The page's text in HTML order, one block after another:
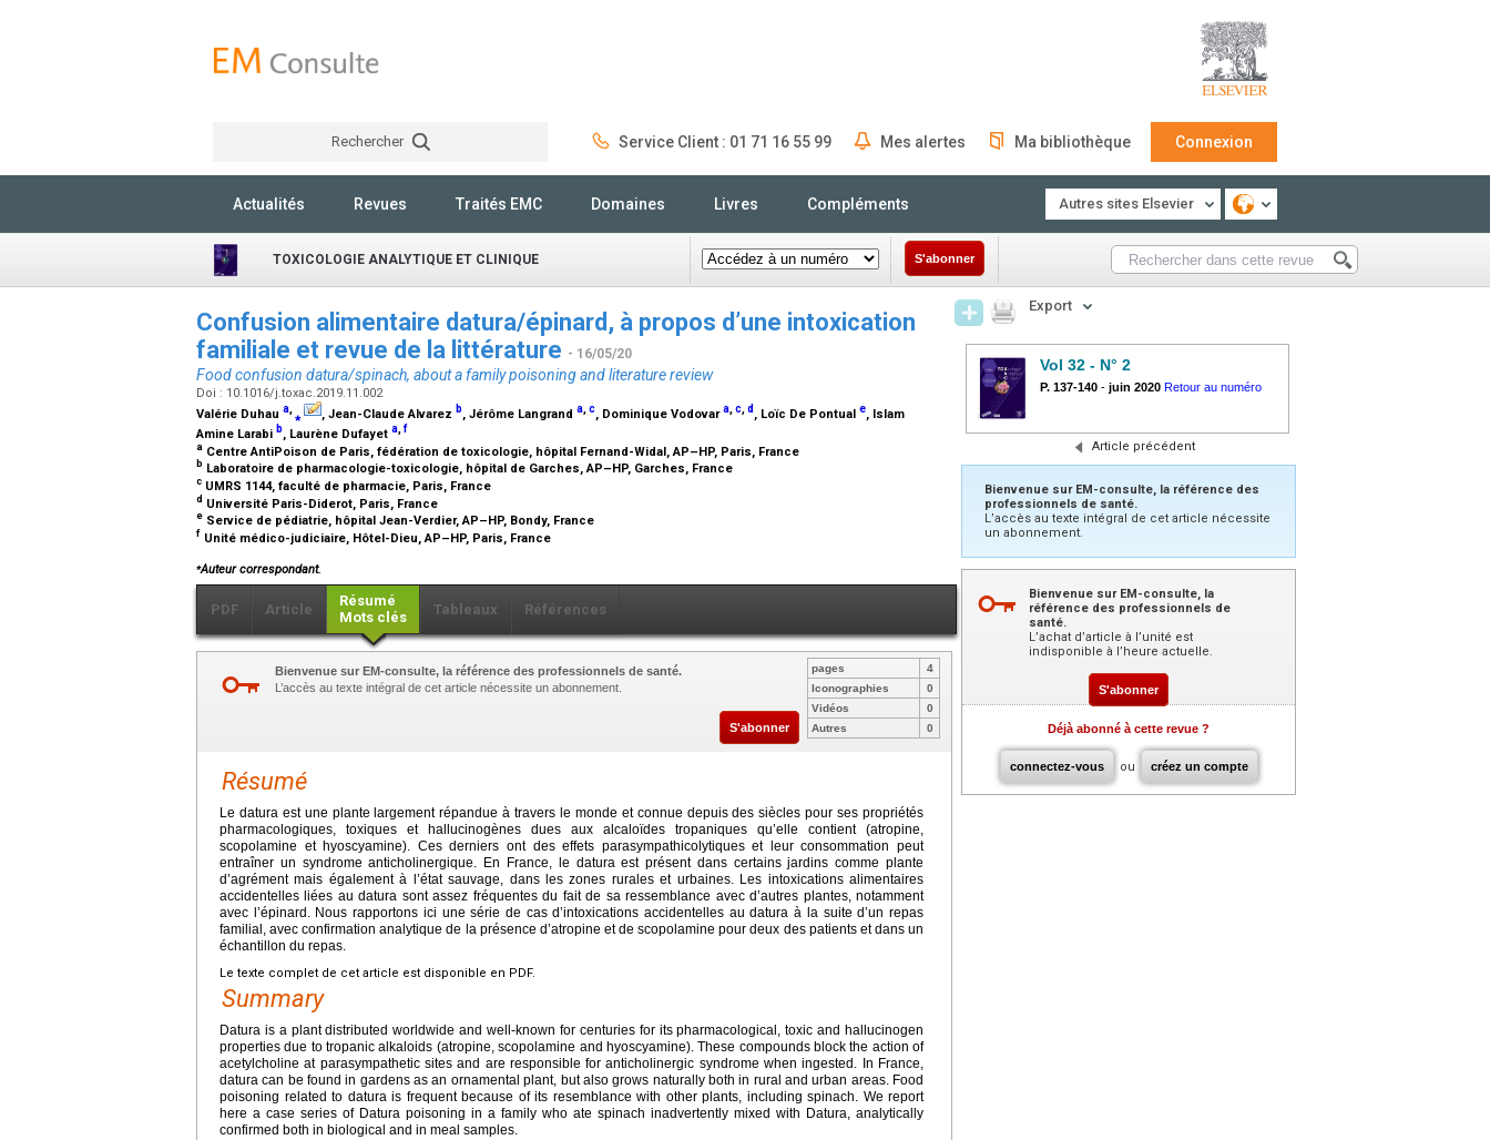
Rechercher Service Client : 01 71 16 55 99 Mes alertes Ma bibliothèque Connexion
Actualités Revues Traités EMC Domaines Livres Compléments Autres sites Elsevier
TOXICOLOGIE ANALYTIQUE ET CLINIQUE S'abonner
Confusion alimentaire datura/épinard, à propos d’une intoxication
familiale et revue de la littérature - 16/05/20
Food confusion datura/spinach, about a family poisoning and literature review
Doi : 10.1016/j.toxac.2019.11.002
Valérie Duhau a,⁎ , Jean-Claude Alvarez b, Jérôme Langrand a,c, Dominique Vodovara,c,d , Loïc De Pontual e, Islam
Amine Larabi b, Laurène Dufayet a f
a Centre AntiPoison de Paris, fédération de toxicologie, hôpital Fernand-Widal, AP–HP, Paris, France
b Laboratoire de pharmacologie-toxicologie, hôpital de Garches, AP–HP, Garches, France
c UMRS 1144, faculté de pharmacie, Paris, France
d Université Paris-Diderot, Paris, France
e Service de pédiatrie, hôpital Jean-Verdier, AP–HP, Bondy, France
f Unité médico-judiciaire, Hôtel-Dieu, AP–HP, Paris, France
⁎Auteur correspondant.
PDF Article
Résumé
Mots clés
Tableaux Références
Bienvenue sur EM-consulte, la référence des professionnels de santé.
L’accès au texte intégral de cet article nécessite un abonnement.
S'abonner
pages
4
Iconographies
0
Vidéos
0
Autres
0
Résumé
Le datura est une plante largement répandue à travers le monde et connue depuis des siècles pour ses propriétés
pharmacologiques, toxiques et hallucinogènes dues aux alcaloïdes tropaniques qu’elle contient (atropine,
scopolamine et hyoscyamine). Ces derniers ont des effets parasympathicolytiques et leur consommation peut
entraîner un syndrome anticholinergique. En France, le datura est présent dans certains jardins comme plante
d’agrément mais également à l’état sauvage, dans les zones rurales et urbaines. Les intoxications alimentaires
accidentelles liées au datura sont assez fréquentes du fait de sa ressemblance avec d’autres plantes, notamment
avec l’épinard. Nous rapportons ici une série de cas d’intoxications accidentelles au datura à la suite d’un repas
familial, avec confirmation analytique de la présence d’atropine et de scopolamine pour deux des patients et dans un
échantillon du repas.
Le texte complet de cet article est disponible en PDF.
Summary
Datura is a plant distributed worldwide and well-known for centuries for its pharmacological, toxic and hallucinogen
properties due to tropanic alkaloids (atropine, scopolamine and hyoscyamine). These compounds block the action of
acetylcholine at parasympathetic sites and are responsible for anticholinergic syndrome when ingested. In France,
datura can be found in gardens as an ornamental plant, but also grows naturally both in rural and urban areas. Food
poisoning related to datura is frequent because of its resemblance with other plants, including spinach. We report
here a case series of Datura poisoning in a family who ate spinach inadvertently mixed with Datura, analytically
confirmed both in biological and in meal samples.
Export
Vol 32 - N° 2
P. 137-140 - juin 2020 Retour au numéro
Article précédent
Bienvenue sur EM-consulte, la référence des
professionnels de santé.
L’accès au texte intégral de cet article nécessite
un abonnement.
Bienvenue sur EM-consulte, la
référence des professionnels de
santé.
L’achat d’article à l’unité est
indisponible à l’heure actuelle.
S'abonner
Déjà abonné à cette revue ?
connectez-vous ou créez un compte